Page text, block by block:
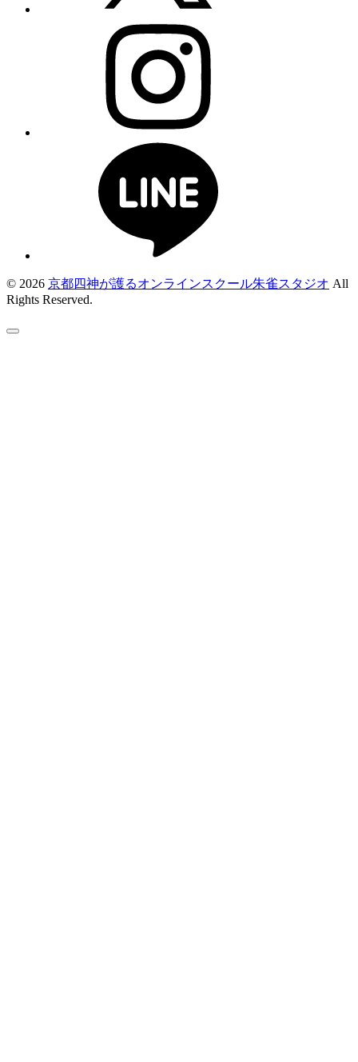
© 2026 京都四神が護るオンラインスクール朱雀スタジオ All
Rights Reserved.